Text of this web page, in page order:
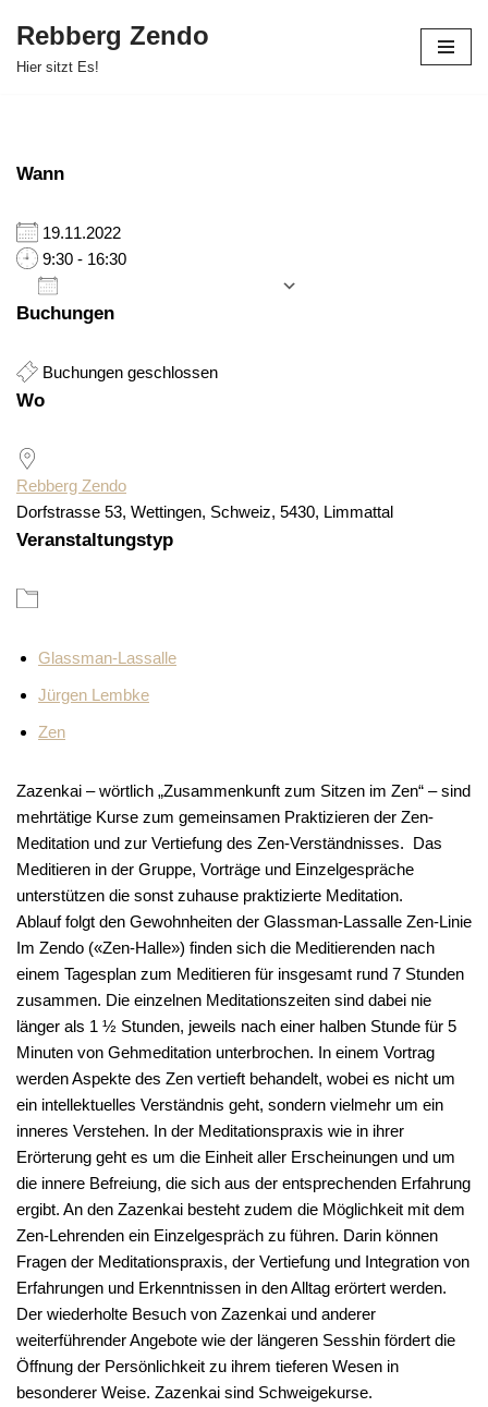
Zum
Rebberg Zendo
Hier sitzt Es!
Wann
19.11.2022
9:30 - 16:30
ICS herunterladen
Google Kalender
Buchungen
Buchungen geschlossen
Wo
Rebberg Zendo
Dorfstrasse 53, Wettingen, Schweiz, 5430, Limmattal
Veranstaltungstyp
Glassman-Lassalle
Jürgen Lembke
Zen
Zazenkai – wörtlich „Zusammenkunft zum Sitzen im Zen“ – sind
mehrtätige Kurse zum gemeinsamen Praktizieren der Zen-
Meditation und zur Vertiefung des Zen-Verständnisses. Das
Meditieren in der Gruppe, Vorträge und Einzelgespräche
unterstützen die sonst zuhause praktizierte Meditation.
Ablauf folgt den Gewohnheiten der Glassman-Lassalle Zen-Linie
Im Zendo («Zen-Halle») finden sich die Meditierenden nach
einem Tagesplan zum Meditieren für insgesamt rund 7 Stunden
zusammen. Die einzelnen Meditationszeiten sind dabei nie
länger als 1 ½ Stunden, jeweils nach einer halben Stunde für 5
Minuten von Gehmeditation unterbrochen. In einem Vortrag
werden Aspekte des Zen vertieft behandelt, wobei es nicht um
ein intellektuelles Verständnis geht, sondern vielmehr um ein
inneres Verstehen. In der Meditationspraxis wie in ihrer
Erörterung geht es um die Einheit aller Erscheinungen und um
die innere Befreiung, die sich aus der entsprechenden Erfahrung
ergibt. An den Zazenkai besteht zudem die Möglichkeit mit dem
Zen-Lehrenden ein Einzelgespräch zu führen. Darin können
Fragen der Meditationspraxis, der Vertiefung und Integration von
Erfahrungen und Erkenntnissen in den Alltag erörtert werden.
Der wiederholte Besuch von Zazenkai und anderer
weiterführender Angebote wie der längeren Sesshin fördert die
Öffnung der Persönlichkeit zu ihrem tieferen Wesen in
besonderer Weise. Zazenkai sind Schweigekurse.